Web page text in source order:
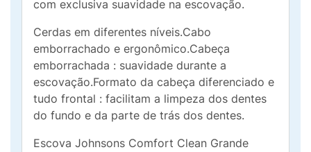
com exclusiva suavidade na escovação.
Cerdas em diferentes níveis.Cabo
emborrachado e ergonômico.Cabeça
emborrachada : suavidade durante a
escovação.Formato da cabeça diferenciado e
tudo frontal : facilitam a limpeza dos dentes
do fundo e da parte de trás dos dentes.
Escova Johnsons Comfort Clean Grande